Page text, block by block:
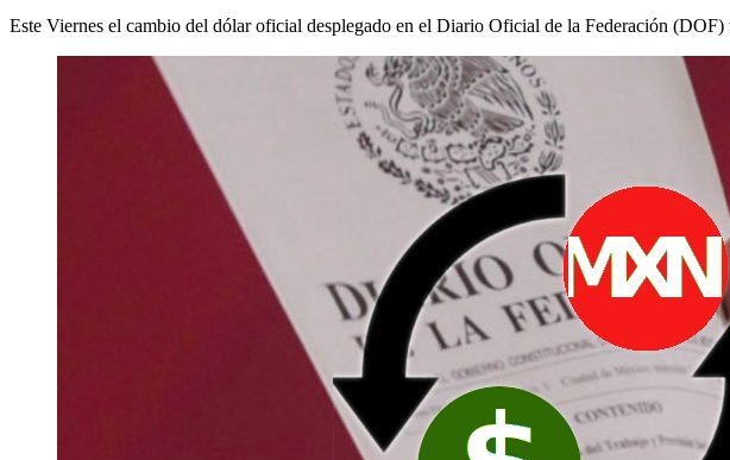
Este Viernes el cambio del dólar oficial desplegado en el Diario Oficial de la Federación